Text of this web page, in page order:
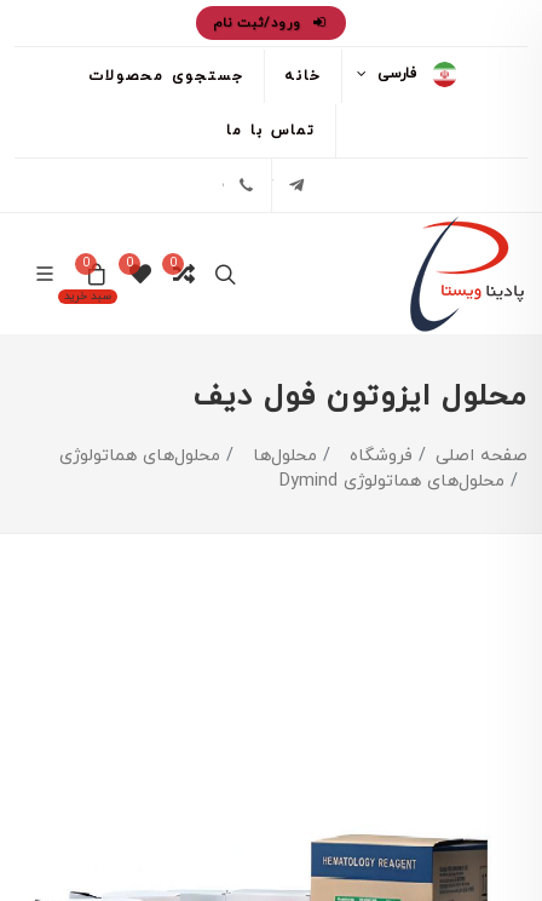
ورود/ثبت نام
فارسی خانه جستجوی محصولات
تماس با ما
تلگرام
0
0
سبد خرید
0
محلول ايزوتون فول دیف
صفحه اصلی فروشگاه محلول‌ها
محلول‌های هماتولوژی
محلول‌های هماتولوژی Dymind